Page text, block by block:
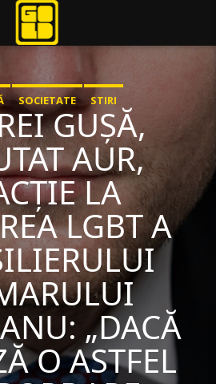
SOCIETATE STIRI
GUȘĂ,
AUR,
LA
LGBT A
„DACĂ
O ASTFEL